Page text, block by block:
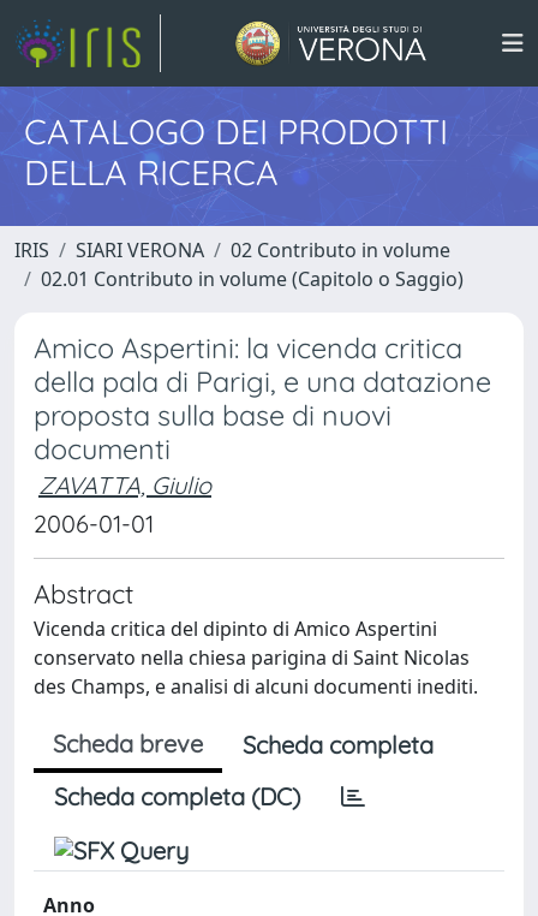
CATALOGO DEI PRODOTTI
DELLA RICERCA
IRIS SIARI VERONA
02 Contributo in volume
02.01 Contributo in volume (Capitolo o Saggio)
Amico Aspertini: la vicenda critica
della pala di Parigi, e una datazione
proposta sulla base di nuovi
documenti
ZAVATTA, Giulio
2006-01-01
Abstract
Vicenda critica del dipinto di Amico Aspertini
conservato nella chiesa parigina di Saint Nicolas
des Champs, e analisi di alcuni documenti inediti.
Scheda breve
Scheda completa
Scheda completa (DC)
Anno